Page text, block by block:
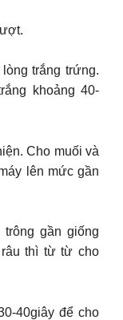
trắng trứng.
khoảng 40-
Cho muối và
lên mức gần
gần giống
thì từ từ cho
40giây để cho